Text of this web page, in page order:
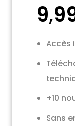
Accès
+10
Sans